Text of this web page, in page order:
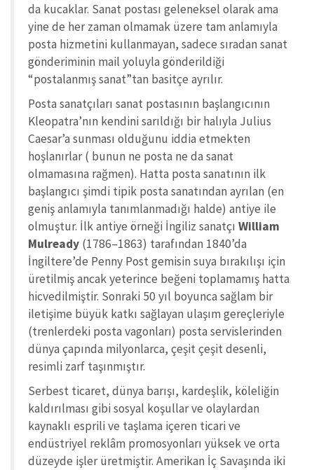
da kucaklar. Sanat postası geleneksel olarak ama
yine de her zaman olmamak üzere tam anlamıyla
posta hizmetini kullanmayan, sadece sıradan sanat
gönderiminin mail yoluyla gönderildiği
“postalanmış sanat”tan basitçe ayrılır.
Posta sanatçıları sanat postasının başlangıcının
Kleopatra’nın kendini sarıldığı bir halıyla Julius
Caesar’a sunması olduğunu iddia etmekten
hoşlanırlar ( bunun ne posta ne da sanat
olmamasına rağmen). Hatta posta sanatının ilk
başlangıcı şimdi tipik posta sanatından ayrılan (en
geniş anlamıyla tanımlanmadığı halde) antiye ile
olmuştur. İlk antiye örneği İngiliz sanatçı William
Mulready (1786–1863) tarafından 1840’da
İngiltere’de Penny Post gemisin suya bırakılışı için
üretilmiş ancak yeterince beğeni toplamamış hatta
hicvedilmiştir. Sonraki 50 yıl boyunca sağlam bir
iletişime büyük katkı sağlayan ulaşım gereçleriyle
(trenlerdeki posta vagonları) posta servislerinden
dünya çapında milyonlarca, çeşit çeşit desenli,
resimli zarf taşınmıştır.
Serbest ticaret, dünya barışı, kardeşlik, köleliğin
kaldırılması gibi sosyal koşullar ve olaylardan
kaynaklı esprili ve taşlama içeren ticari ve
endüstriyel reklâm promosyonları yüksek ve orta
düzeyde işler üretmiştir. Amerikan İç Savaşında iki